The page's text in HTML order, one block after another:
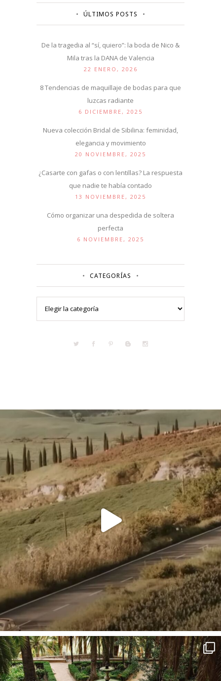
ÚLTIMOS POSTS
De la tragedia al “sí, quiero”: la boda de Nico &
Mila tras la DANA de Valencia
22 ENERO, 2026
8 Tendencias de maquillaje de bodas para que
luzcas radiante
6 DICIEMBRE, 2025
Nueva colección Bridal de Sibilina: feminidad,
elegancia y movimiento
20 NOVIEMBRE, 2025
¿Casarte con gafas o con lentillas? La respuesta
que nadie te había contado
13 NOVIEMBRE, 2025
Cómo organizar una despedida de soltera
perfecta
6 NOVIEMBRE, 2025
CATEGORÍAS